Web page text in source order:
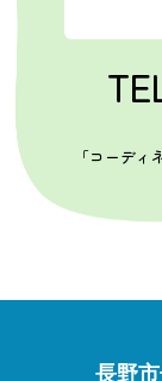
「コーデ
長野